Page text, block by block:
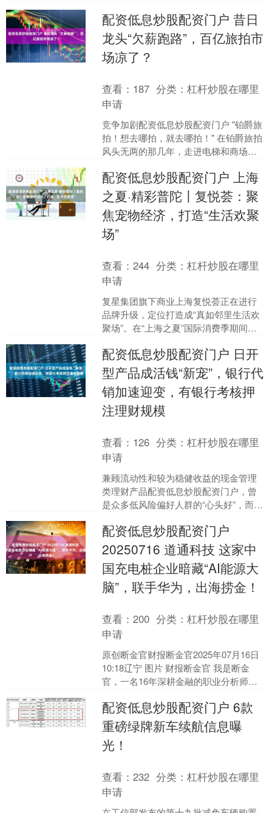
哈兰 桑德斯（....
配资低息炒股配资门户 昔日
龙头“欠薪跑路”，百亿旅拍市
场凉了？
查看： 187 分类：杠杆炒股在哪里
申请
竞争加剧配资低息炒股配资门户 "铂爵旅
拍！想去哪拍，就去哪拍！" 在铂爵旅拍
风头无两的那几年，走进电梯和商场，
爵旅拍将其宣扬的....
配资低息炒股配资门户 上海
之夏·精彩普陀〡复悦荟：聚
焦宠物经济，打造“生活欢聚
场”
查看：244 分类：杠杆炒股在哪里
申请
复星集团旗下商业上海复悦荟正在进行
品牌升级，定位打造成“真如邻里生活欢
聚场”。在“上海之夏”国际消费季期间配
消费和宠物经济，打....
配资低息炒股配资门户 日开
型产品成活钱“新宠”，银行代
销加速迎变，有银行考核押
注理财规模
查看： 126 分类：杠杆炒股在哪里
申请
兼顾流动性和较为稳健收益的现金管理
类理财产品配资低息炒股配资门户，曾
是众多低风险偏好人群的“心头好”，而在
窄。 这让不少投资者....
配资低息炒股配资门户
20250716 道通科技 这家中
国充电桩企业暗藏“AI能源大
脑”，联手华为，出海捞金！
查看：200 分类：杠杆炒股在哪里
申请
原创断金官财报断金官2025年07月16日
10:18辽宁 图片 财报断金官 我是断金
官，一名16年深耕金融的职业分析师。
策....
配资低息炒股配资门户 6款
重磅绿牌新车续航信息曝
光！
查看：232 分类：杠杆炒股在哪里
申请